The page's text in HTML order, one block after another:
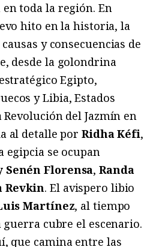
toda la región. En
hito en la historia, la
y consecuencias de
desde la golondrina
Egipto,
y Libia, Estados
Revolución del Jazmín en
al detalle porRidha Kéfi,
egipcia se ocupan
Senén Florensa,Randa
Revkin. El avispero libio
Martínez, al tiempo
cubre el escenario.
que camina entre las